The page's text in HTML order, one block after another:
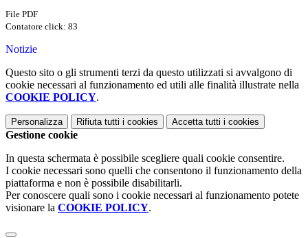
File PDF
Contatore click: 83
Notizie
Questo sito o gli strumenti terzi da questo utilizzati si avvalgono di
cookie necessari al funzionamento ed utili alle finalità illustrate nella
COOKIE POLICY.
Personalizza Rifiuta tutti i cookies Accetta tutti i cookies
Gestione cookie
In questa schermata è possibile scegliere quali cookie consentire.
I cookie necessari sono quelli che consentono il funzionamento della
piattaforma e non è possibile disabilitarli.
Per conoscere quali sono i cookie necessari al funzionamento potete
visionare la COOKIE POLICY.